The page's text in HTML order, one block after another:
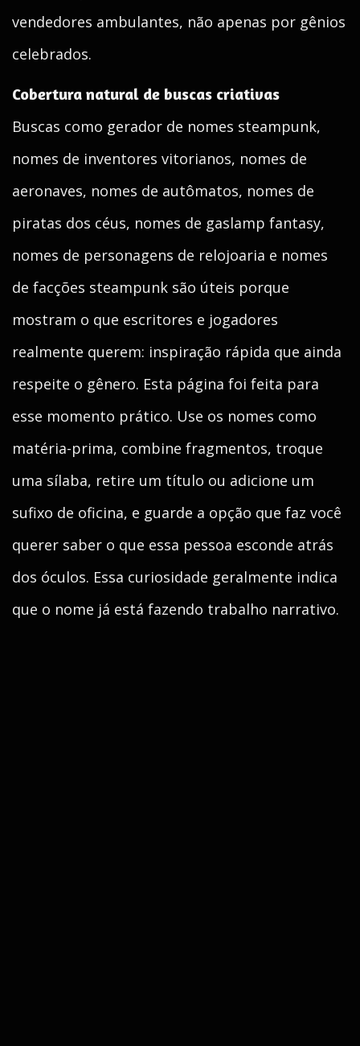
vendedores ambulantes, não apenas por gênios
celebrados.
Cobertura natural de buscas criativas
Buscas como gerador de nomes steampunk,
nomes de inventores vitorianos, nomes de
aeronaves, nomes de autômatos, nomes de
piratas dos céus, nomes de gaslamp fantasy,
nomes de personagens de relojoaria e nomes
de facções steampunk são úteis porque
mostram o que escritores e jogadores
realmente querem: inspiração rápida que ainda
respeite o gênero. Esta página foi feita para
esse momento prático. Use os nomes como
matéria-prima, combine fragmentos, troque
uma sílaba, retire um título ou adicione um
sufixo de oficina, e guarde a opção que faz você
querer saber o que essa pessoa esconde atrás
dos óculos. Essa curiosidade geralmente indica
que o nome já está fazendo trabalho narrativo.